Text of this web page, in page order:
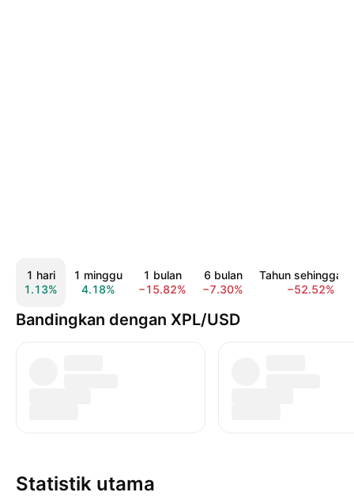
1 hari
1.13%
1 minggu
4.18%
1 bulan
−15.82%
6 bulan
−7.30%
Tahun sehingga
−52.52%
Bandingkan dengan XPL/USD
Statistik utama